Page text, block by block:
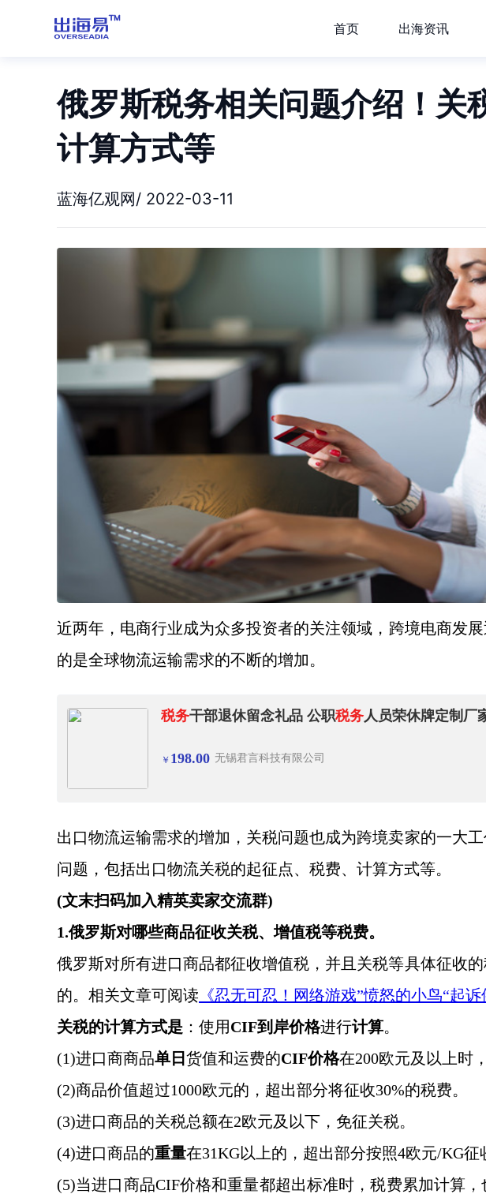
首页 出海资讯
俄罗斯税务相关问题介绍！关
计算方式等
蓝海亿观网/ 2022-03-11
近两年，电商行业成为众多投资者的关注领域，跨境电商发
的是全球物流运输需求的不断的增加。
税务干部退休留念礼品 公职税务人员荣休牌定制厂
￥ 198.00 无锡君言科技有限公司
出口物流运输需求的增加，关税问题也成为跨境卖家的一大
问题，包括出口物流关税的起征点、税费、计算方式等。
(文末扫码加入精英卖家交流群)
1.俄罗斯对哪些商品征收关税、增值税等税费。
俄罗斯对所有进口商品都征收增值税，并且关税等具体征收
的。相关文章可阅读 《忍无可忍！网络游戏”愤怒的小鸟“起
关税的计算方式是 ：使用CIF到岸价格进行计算。
(1)进口商商品单日 货值和运费的CIF价格在200欧元及以上时
(2)商品价值超过1000欧元的，超出部分将征收30%的税费。
(3)进口商品的关税总额在2欧元及以下，免征关税。
(4)进口商品的重量在31KG以上的，超出部分按照4欧元/KG征
(5)当进口商品CIF价格和重量都超出标准时，税费累加计算